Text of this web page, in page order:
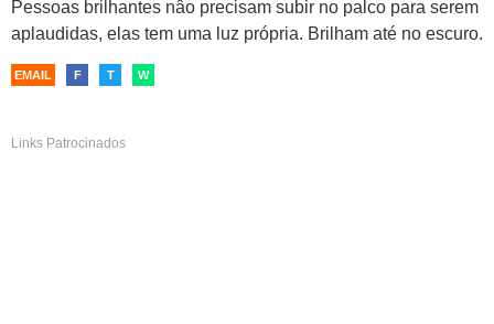
Pessoas brilhantes nâo precisam subir no palco para serem
aplaudidas, elas tem uma luz própria. Brilham até no escuro.
EMAIL F T W
Links Patrocinados